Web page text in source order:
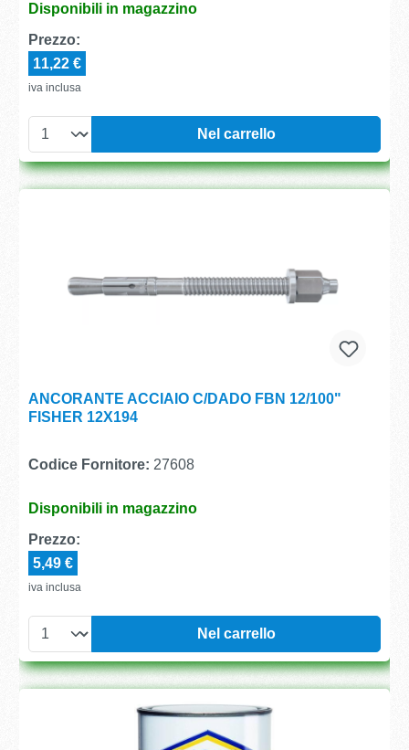
Disponibili in magazzino
Prezzo:
11,22 €
iva inclusa
Nel carrello
ANCORANTE ACCIAIO C/DADO FBN 12/100"
FISHER 12X194
Codice Fornitore: 27608
Disponibili in magazzino
Prezzo:
5,49 €
iva inclusa
Nel carrello